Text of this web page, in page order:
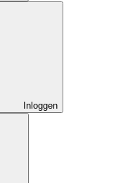
Inloggen